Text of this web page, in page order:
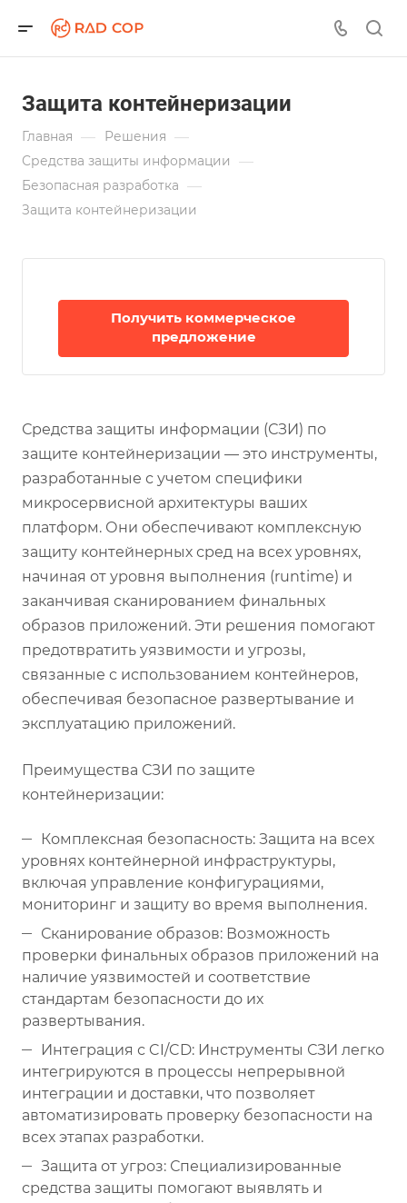
Защита контейнеризации
Главная — Решения —
Средства защиты информации —
Безопасная разработка —
Защита контейнеризации
Получить коммерческое
предложение
Средства защиты информации (СЗИ) по
защите контейнеризации — это инструменты,
разработанные с учетом специфики
микросервисной архитектуры ваших
платформ. Они обеспечивают комплексную
защиту контейнерных сред на всех уровнях,
начиная от уровня выполнения (runtime) и
заканчивая сканированием финальных
образов приложений. Эти решения помогают
предотвратить уязвимости и угрозы,
связанные с использованием контейнеров,
обеспечивая безопасное развертывание и
эксплуатацию приложений.
Преимущества СЗИ по защите
контейнеризации:
Комплексная безопасность: Защита на всех
уровнях контейнерной инфраструктуры,
включая управление конфигурациями,
мониторинг и защиту во время выполнения.
Сканирование образов: Возможность
проверки финальных образов приложений на
наличие уязвимостей и соответствие
стандартам безопасности до их
развертывания.
Интеграция с CI/CD: Инструменты СЗИ легко
интегрируются в процессы непрерывной
интеграции и доставки, что позволяет
автоматизировать проверку безопасности на
всех этапах разработки.
Защита от угроз: Специализированные
средства защиты помогают выявлять и